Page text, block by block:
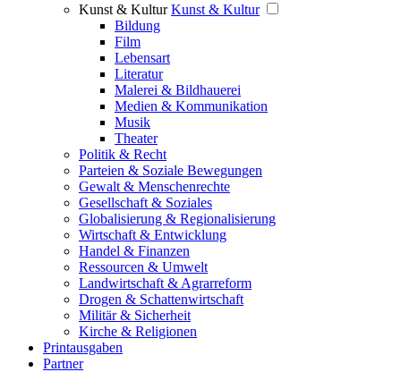
Kunst & Kultur Kunst & Kultur
Bildung
Film
Lebensart
Literatur
Malerei & Bildhauerei
Medien & Kommunikation
Musik
Theater
Politik & Recht
Parteien & Soziale Bewegungen
Gewalt & Menschenrechte
Gesellschaft & Soziales
Globalisierung & Regionalisierung
Wirtschaft & Entwicklung
Handel & Finanzen
Ressourcen & Umwelt
Landwirtschaft & Agrarreform
Drogen & Schattenwirtschaft
Militär & Sicherheit
Kirche & Religionen
Printausgaben
Partner